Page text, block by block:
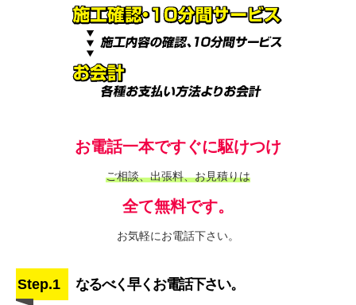
お電話一本ですぐに駆けつけ
ご相談、出張料、お見積りは
全て無料です。
お気軽にお電話下さい。
Step.1 なるべく早くお電話下さい。